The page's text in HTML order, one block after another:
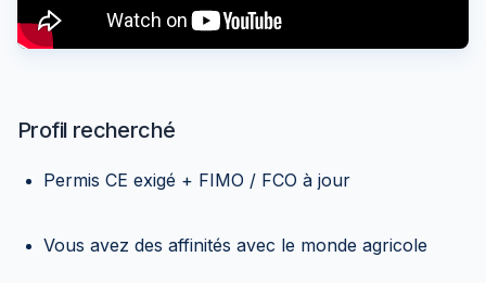
Profil recherché
Permis CE exigé + FIMO / FCO à jour
Vous avez des affinités avec le monde agricole